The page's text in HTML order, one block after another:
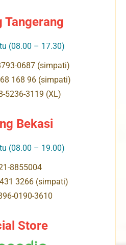
Tangerang
(08.00 – 17.30)
0687 (simpati)
168 96 (simpati)
5236-3119 (XL)
Bekasi
(08.00 – 19.00)
8855004
3266 (simpati)
0190-3610
Store